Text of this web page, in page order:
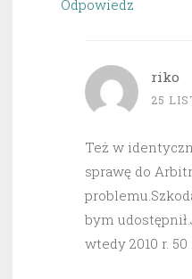
Odpowiedz
riko
25
Też w
sprawę do
bym
wtedy 2010 r.